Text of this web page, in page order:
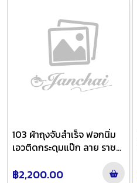
103 ผ้าถุงจับสำเร็จ ฟอกนิ่ม
เอวติดกระดุมแป๊ก ลาย ราช
วัตรหน้านาง สี เหลืองย้อม
ทองไล่สี
฿2,200.00